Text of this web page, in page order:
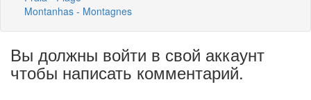
Montanhas - Montagnes
Вы должны войти в свой аккаунт
чтобы написать комментарий.